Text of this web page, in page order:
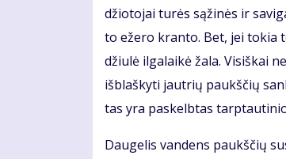
džio­to­jai tu­rės są­ži­nės ir
to eže­ro kran­to. Bet, jei to­kia
džiu­lė il­ga­lai­kė ža­la. Vi­siš­kai
iš­blaš­ky­ti jaut­rių paukš­čių
tas yra pa­skelb­tas
Dau­ge­lis van­dens paukš­čių